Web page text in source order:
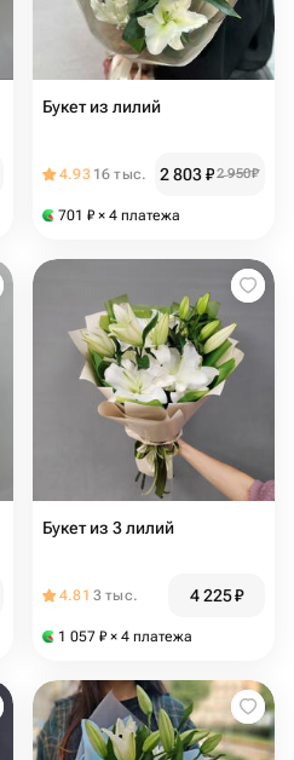
Букет из лилий
4.93 16 тыс. 2 803₽2 950₽
701 ₽ × 4 платежа
Букет из 3 лилий
4.81 3 тыс. 4 225₽
1 057 ₽ × 4 платежа